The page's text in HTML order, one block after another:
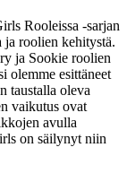
Rooleissa -sarjan
ja roolien kehitystä.
ja Sookie roolien
olemme esittäneet
taustalla oleva
vaikutus ovat
avulla
on säilynyt niin